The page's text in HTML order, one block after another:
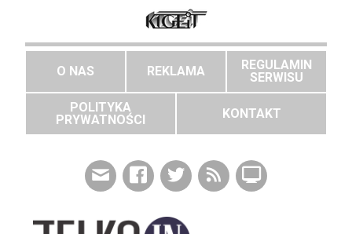
O NAS REKLAMA
REGULAMIN
SERWISU
POLITYKA
PRYWATNOŚCI
KONTAKT